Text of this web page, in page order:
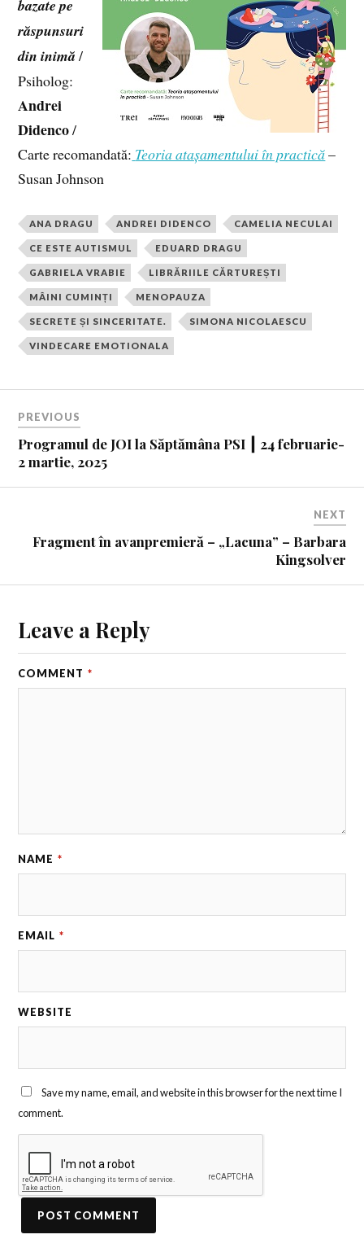
bazate pe
răspunsuri
din inimă /
Psiholog:
Andrei
Didenco/
Carte recomandată: Teoria atașamentului în practică–
Susan Johnson
ANA DRAGU ANDREI DIDENCO CAMELIA NECULAI
CE ESTE AUTISMUL EDUARD DRAGU
GABRIELA VRABIE LIBRĂRIILE CĂRTUREȘTI
MÂINI CUMINȚI MENOPAUZA
SECRETE ȘI SINCERITATE. SIMONA NICOLAESCU
VINDECARE EMOTIONALA
PREVIOUS
Programul de JOI la Săptămâna PSI ┃ 24 februarie-
2 martie, 2025
NEXT
Fragment în avanpremieră – „Lacuna” – Barbara
Kingsolver
Leave a Reply
COMMENT *
NAME *
EMAIL *
WEBSITE
Save my name, email, and website in this browser for the next time I
comment.